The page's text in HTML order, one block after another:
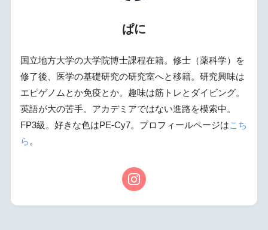
ぱに
国立地方大学の大学院博士課程在籍。修士（薬科学）を
修了後、医学の基礎研究の研究室へと移籍。研究興味は
エピゲノムとか免疫とか。趣味は筋トレとダイビング。
英語が大の苦手。アカデミアではない進路を模索中。
FP3級。好きな色はPE-Cy7。プロフィールページはこち
ら 。